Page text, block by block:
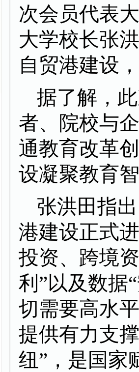
次会员代表
大学校长张
自贸港建设
据了解，
者、院校与
通教育改革
设凝聚教育
张洪田指出
港建设正式
投资、跨境
利”以及数据
切需要高水
提供有力支
纽”，是国家